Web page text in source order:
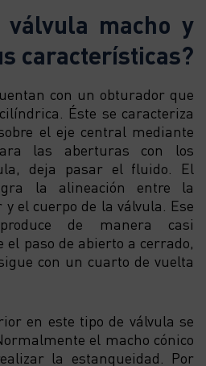
válvula macho y
características?
con un obturador que
Éste se caracteriza
el eje central mediante
las aberturas con los
deja pasar el fluido. El
la alineación entre la
el cuerpo de la válvula. Ese
de manera casi
el paso de abierto a cerrado,
con un cuarto de vuelta
en este tipo de válvula se
el macho cónico
la estanqueidad. Por